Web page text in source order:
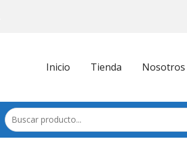
Inicio Tienda Nosotros